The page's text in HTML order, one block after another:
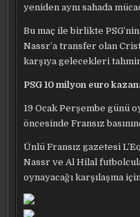
yeniden aynı sahada
Bu maç ile birlikte
Nassr’a transfer olan
karşıya gelecekleri
PSG 10 milyon euro
19 Ocak Perşembe günü
öncesinde Fransız
Ünlü Fransız gazetesi
Nassr ve Al Hilal
oynayacağı karşılaşma